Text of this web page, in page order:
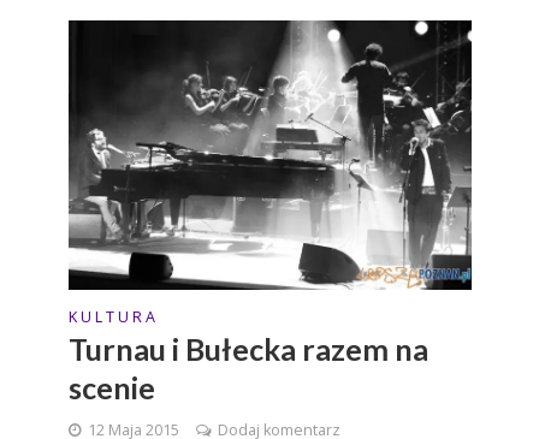
K U L T U R A
Turnau i Bułecka razem na
scenie
12 Maja 2015 Dodaj komentarz